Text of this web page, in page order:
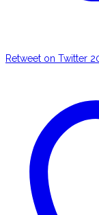
Retweet on Twitter